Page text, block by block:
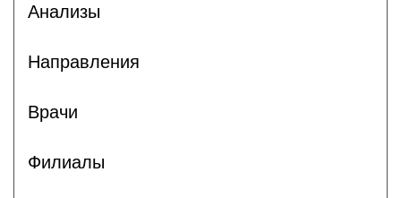
Анализы
Направления
Врачи
Филиалы